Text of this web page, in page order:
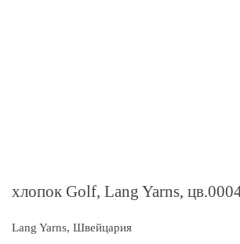
хлопок Golf, Lang Yarns,
Lang Yarns, Швейцария